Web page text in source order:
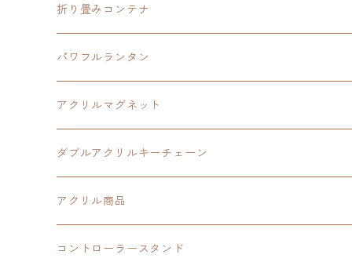
閃の軌跡Ⅳ
黎の軌跡Ⅱ
碧の軌跡：改
閃の軌跡Ⅲ
軌跡シリーズ20周年記念
40周年記念
ワイヤレス充電スマホスタンド
黎の軌跡
折り畳みコンテナ
黎の軌跡Ⅱ
イースⅧ
イースⅩ
創の軌跡
パワフルランタン
創の軌跡
アクリルマグネット
創の軌跡
界の軌跡
ダブルアクリルキーチェーン
創の軌跡
アクリル商品
LEDアクリルカード
コントローラースタンド